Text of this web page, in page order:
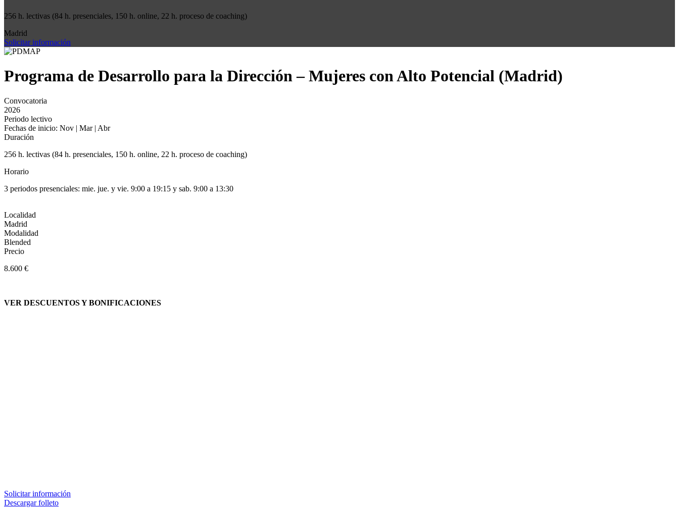
256 h. lectivas (84 h. presenciales, 150 h. online, 22 h. proceso de coaching)
Madrid
Solicitar información
Programa de Desarrollo para la Dirección – Mujeres con Alto Potencial (Madrid)
Convocatoria
2026
Periodo lectivo
Fechas de inicio: Nov | Mar | Abr
Duración
256 h. lectivas (84 h. presenciales, 150 h. online, 22 h. proceso de coaching)
Horario
3 periodos presenciales: mie. jue. y vie. 9:00 a 19:15 y sab. 9:00 a 13:30
Localidad
Madrid
Modalidad
Blended
Precio
8.600 €
VER DESCUENTOS Y BONIFICACIONES
Solicitar información
Descargar folleto